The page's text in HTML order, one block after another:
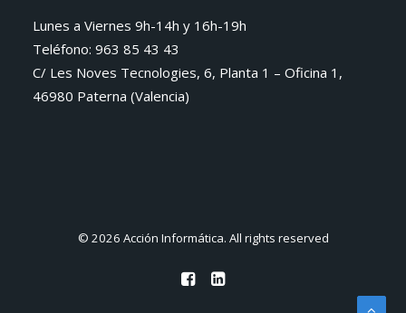
Lunes a Viernes 9h-14h y 16h-19h
Teléfono: 963 85 43 43
C/ Les Noves Tecnologies, 6, Planta 1 – Oficina 1,
46980 Paterna (Valencia)
© 2026 Acción Informática. All rights reserved